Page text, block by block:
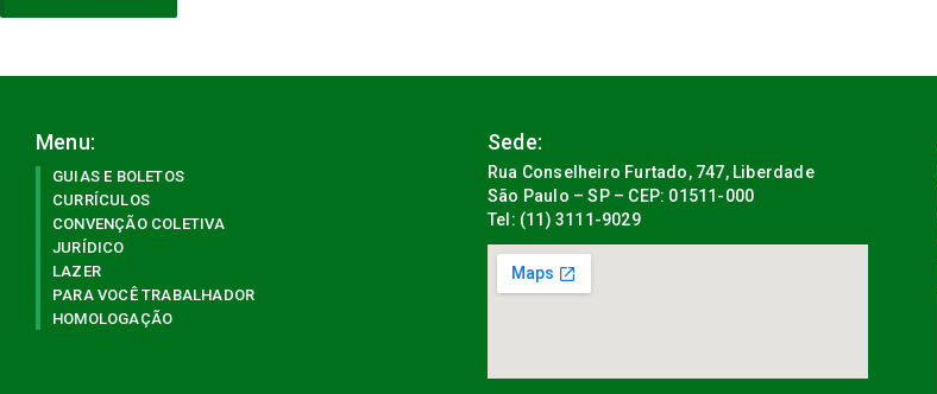
Menu:
GUIAS E BOLETOS
CURRÍCULOS
CONVENÇÃO COLETIVA
JURÍDICO
LAZER
PARA VOCÊ TRABALHADOR
HOMOLOGAÇÃO
Sede:
Rua Conselheiro Furtado, 747, Liberdade
São Paulo – SP – CEP: 01511-000
Tel: (11) 3111-9029